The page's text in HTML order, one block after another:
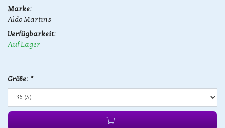
Marke:
Aldo Martins
Verfügbarkeit:
Auf Lager
Größe: *